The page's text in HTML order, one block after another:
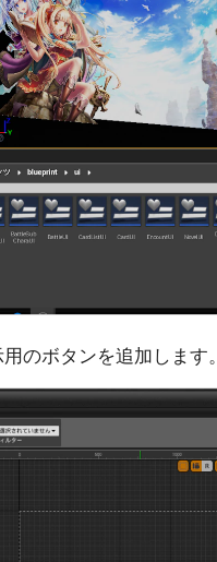
のボタンを追加します。